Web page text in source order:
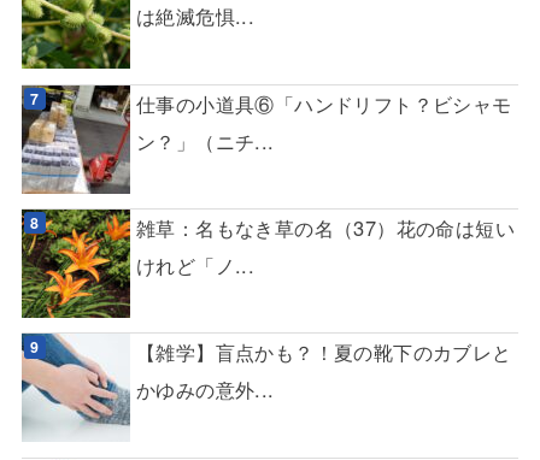
は絶滅危惧...
仕事の小道具⑥「ハンドリフト？ビシャモ
ン？」（ニチ...
雑草：名もなき草の名（37）花の命は短い
けれど「ノ...
【雑学】盲点かも？！夏の靴下のカブレと
かゆみの意外...